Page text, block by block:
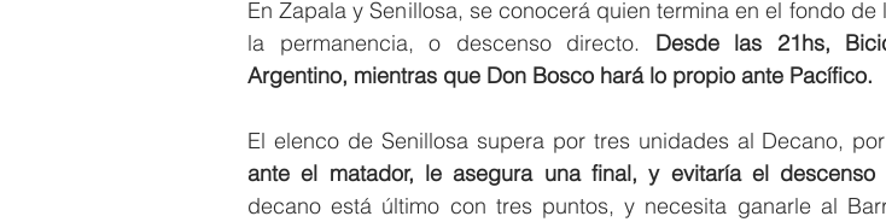
En Zapala y Senillosa, se conocerá quien termina en el fondo
la permanencia, o descenso directo. Desde las 21hs,
Argentino, mientras que Don Bosco hará lo propio ante Pacífico.
El elenco de Senillosa supera por tres unidades al Decano,
ante el matador, le asegura una final, y evitaría el descenso
decano está último con tres puntos, y necesita ganarle al